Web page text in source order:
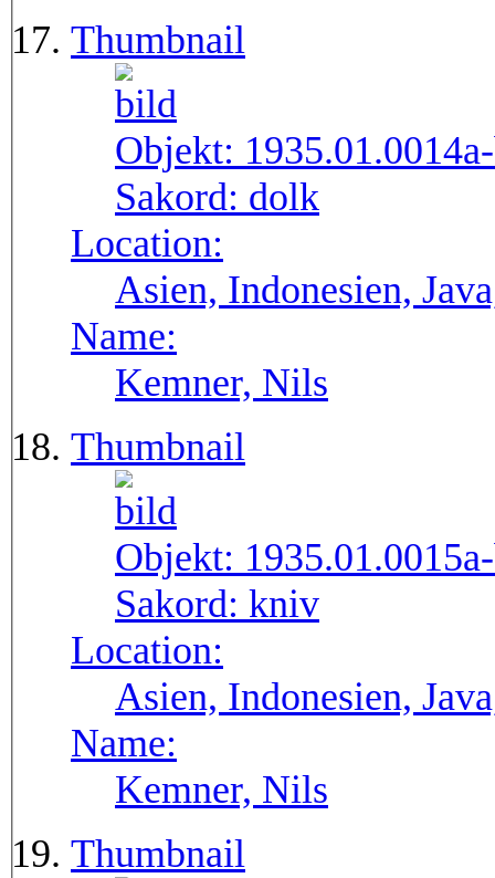
Thumbnail
Objekt:
Sakord: dolk
Location:
Asien, Indonesien,
Name:
Kemner, Nils
Thumbnail
Objekt:
Sakord: kniv
Location:
Asien, Indonesien,
Name:
Kemner, Nils
Thumbnail